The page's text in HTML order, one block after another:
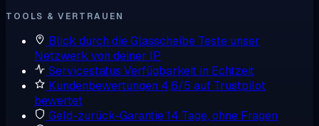
TOOLS & VERTRAUEN
Blick durch die Glasscheibe Teste unser
Netzwerk von deiner IP
Servicestatus Verfügbarkeit in Echtzeit
Kundenbewertungen 4,6/5 auf Trustpilot
bewertet
Geld-zurück-Garantie14 Tage, ohne Fragen